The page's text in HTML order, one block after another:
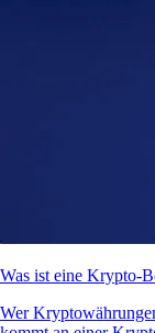
Was ist eine Krypto-
Wer